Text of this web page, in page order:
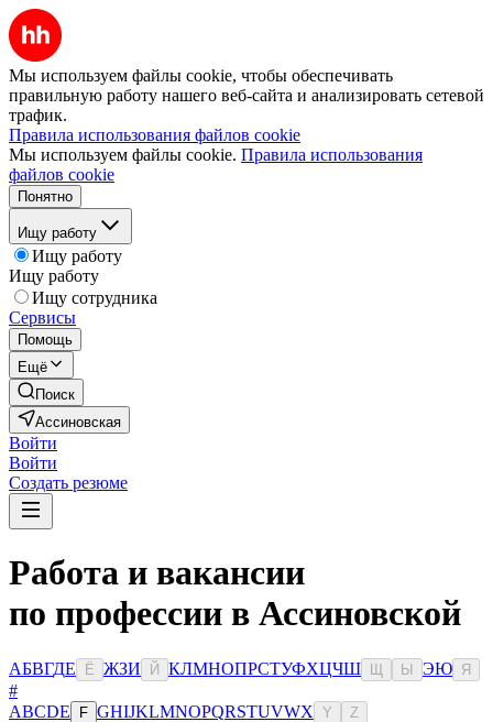
Мы используем файлы cookie, чтобы обеспечивать
правильную работу нашего веб-сайта и анализировать сетевой
трафик.
Правила использования файлов cookie
Мы используем файлы cookie. Правила использования
файлов cookie
Понятно
Ищу работу
Ищу работу
Ищу работу
Ищу сотрудника
Сервисы
Помощь
Ещё
Поиск
Ассиновская
Войти
Войти
Создать резюме
Работа и вакансии
по профессии в Ассиновской
АБВГДЕ Ё ЖЗИ Й КЛМНОПРСТУФХЦЧШ Ы ЭЮ Я
#
ABCDE F GHIJKLMNOPQRSTUVWX Y Z